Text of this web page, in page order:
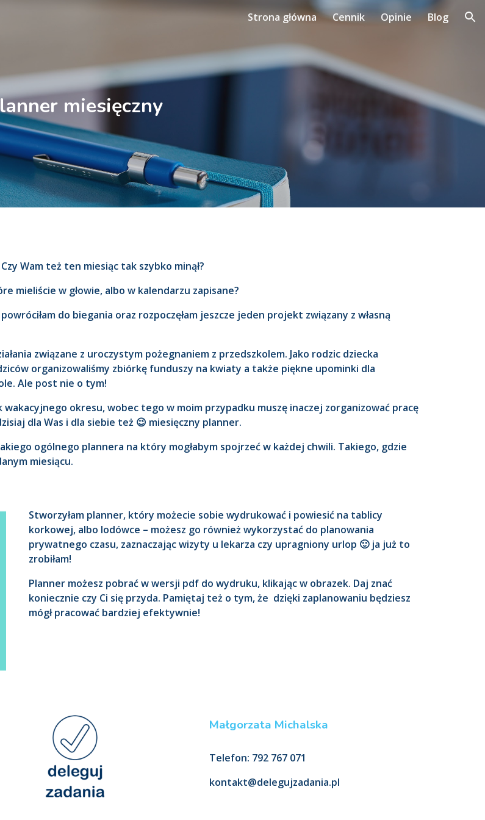
Strona główna Cennik Opinie Blog
miesięczny
Wam też ten miesiąc tak szybko minął?
mieliście w głowie, albo w kalendarzu zapisane?
do biegania oraz rozpoczęłam jeszcze jeden projekt związany z własną
związane z uroczystym pożegnaniem z przedszkolem. Jako rodzic dziecka
organizowaliśmy zbiórkę funduszy na kwiaty a także piękne upominki dla
Ale post nie o tym!
okresu, wobec tego w moim przypadku muszę inaczej zorganizować pracę
dla Was i dla siebie też 😉 miesięczny planner.
ogólnego plannera na który mogłabym spojrzeć w każdej chwili. Takiego, gdzie
miesiącu.
Stworzyłam planner, który możecie sobie wydrukować i powiesić na tablicy
korkowej, albo lodówce – możesz go również wykorzystać do planowania
prywatnego czasu, zaznaczając wizyty u lekarza czy upragniony urlop 🙂 ja już to
zrobiłam!
Planner możesz pobrać w wersji pdf do wydruku, klikając w obrazek. Daj znać
koniecznie czy Ci się przyda. Pamiętaj też o tym, że dzięki zaplanowaniu będziesz
mógł pracować bardziej efektywnie!
Małgorzata Michalska
Telefon: 792 767 071
kontakt@delegujzadania.pl